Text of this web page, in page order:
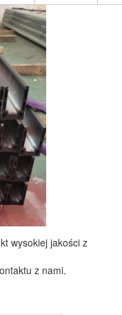
wysokiej jakości z
z nami.